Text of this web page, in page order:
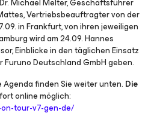
Vertriebsbeauftragter von der
in Frankfurt, von ihren jeweiligen
wird am 24.09. Hannes
Einblicke in den täglichen Einsatz
Deutschland GmbH geben.
Agenda finden Sie weiter unten. Die
online möglich:
tour-v7-gen-de/